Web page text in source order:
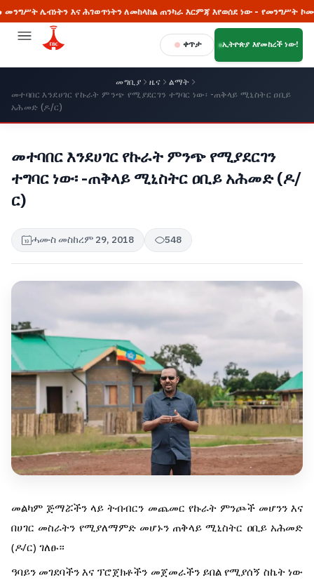
ሌብነትን እና ሕገወጥነትን ለመከላከል ጠንካራ እርምጃ እየወሰደ ነው - የመንግሥት ኮሙኒኬሽን
ቀጥታ ኢትዮጵያ እየመከረች ነው!
መግቢያ ዜና
ልማት
መተባበር እንደሀገር የኩራት ምንጭ የሚያደርገን ተግባር ነው፡ -ጠቅላይ ሚኒስትር ዐቢይ
አሕመድ (ዶ/ር)
መተባበር እንደሀገር የኩራት ምንጭ የሚያደርገን
ተግባር ነው፡ -ጠቅላይ ሚኒስትር ዐቢይ አሕመድ (ዶ/
ር)
ሓሙስ መስከረም 29, 2018 548
መልካም ጅማሯችን ላይ ትብብርን መጨመር የኩራት ምንጮች መሆንን እና
በሀገር መስራትን የሚያለማምድ መሆኑን ጠቅላይ ሚኒስትር ዐቢይ አሕመድ
(ዶ/ር) ገለፁ።
ዓባይን መገደባችን እና ፕሮጀክቶችን መጀመራችን ይበል የሚያሰኝ ስኬት ነው